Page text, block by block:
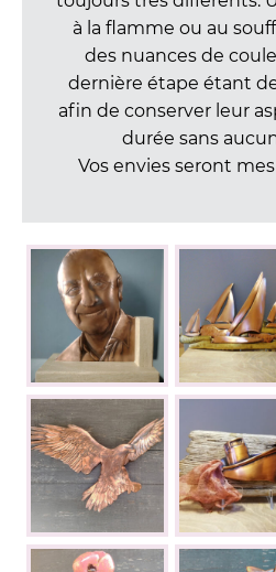
à la flamme ou au
des nuances de
dernière étape étant
afin de conserver leur
durée sans
Vos envies seront